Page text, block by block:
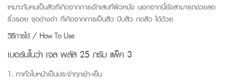
เหมาะกับคนเป็นสิวที่เกิดจากการอักเสบที่ผิวหนัง นอกจากนี้ยังสามารถช่วยลด
ริ้วรอย จุดด่างดำ ที่เกิดจากการเป็นสิว บีบสิว กดสิว ได้ด้วย
วิธีการใช้ / How To Use
เบอร์นโนว่า เจล พลัส 25 กรัม แพ็ค 3
1. ทาทั่วใบหน้าเป็นประจำทุกเช้า-เย็น